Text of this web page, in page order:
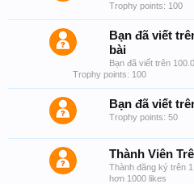
Trophy points: 100
Bạn đã viết
bài
Bạn đã viết trên
Trophy points: 100
Bạn đã viết
Trophy points: 50
Thành Viên
Thành đăng ký trên
hơn 1000 likes